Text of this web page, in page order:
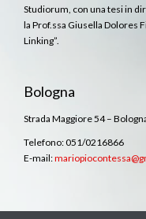
Studiorum, con una tesi in
la Prof.ssa Giusella Dolores
Linking”.
Bologna
Strada Maggiore 54 –
Telefono: 051/0216866
E-mail: